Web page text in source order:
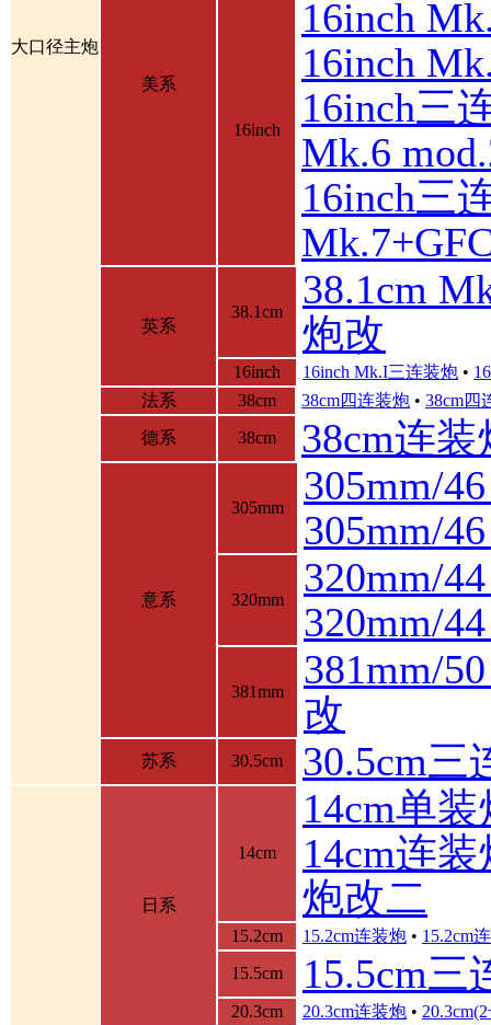
大口径主炮
美系
16inch
16inch
16inch
16inch三
Mk.6
16inch三
英系
38.1cm
38.1cm
炮改
16inch 16inch Mk.I三连装炮 •
法系
38cm 38cm四连装炮 • 38cm四
德系
38cm 38cm连装
意系
305mm
305mm/
305mm/
320mm
320mm/
320mm/
381mm
381mm/
改
苏系 30.5cm 30.5cm三
日系
14cm
14cm单装
14cm连装
炮改二
15.2cm 15.2cm连装炮 • 15.2cm
15.5cm
15.5cm三
20.3cm 20.3cm连装炮 •